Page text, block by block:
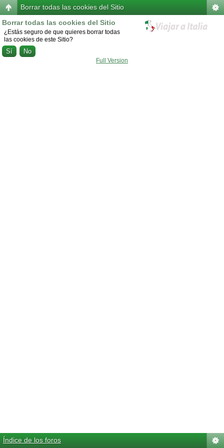
Borrar todas las cookies del Sitio
Borrar todas las cookies del Sitio
¿Estás seguro de que quieres borrar todas
las cookies de este Sitio?
Full Version
Índice de los foros